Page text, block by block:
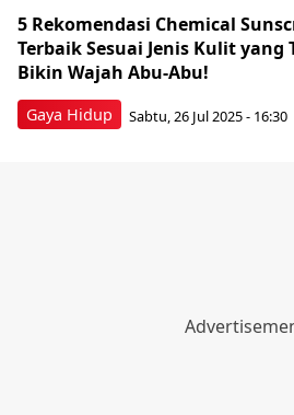
Gaya Hidup
5 Rekomendasi Chemical
Terbaik Sesuai Jenis Kulit yang
Bikin Wajah Abu-Abu!
Sabtu, 26 Jul 2025 - 16:30